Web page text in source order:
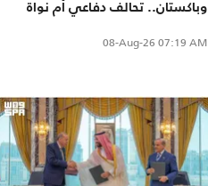
وباكستان.. تحالف دفاعي أم نواة
08-Aug-26 07:19 AM